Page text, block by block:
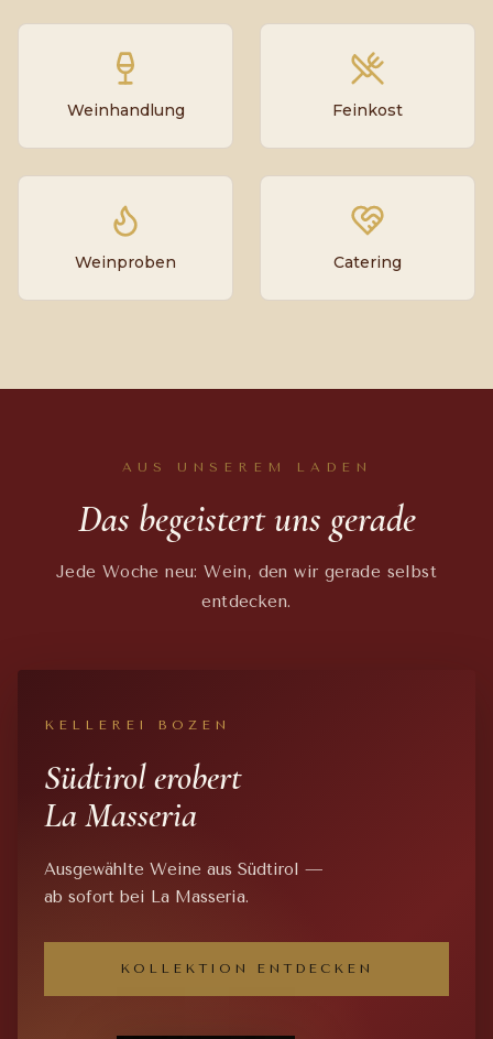
Weinhandlung Feinkost
Weinproben Catering
AUS UNSEREM LADEN
Das begeistert uns gerade
Jede Woche neu: Wein, den wir gerade selbst
entdecken.
KELLEREI BOZEN
Südtirol erobert
La Masseria
Ausgewählte Weine aus Südtirol —
ab sofort bei La Masseria.
KOLLEKTION ENTDECKEN